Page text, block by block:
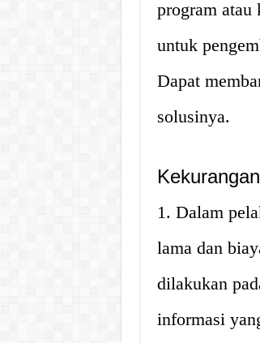
program atau
untuk
Dapat
solusinya.
1. Dalam
lama dan
dilakukan
informasi